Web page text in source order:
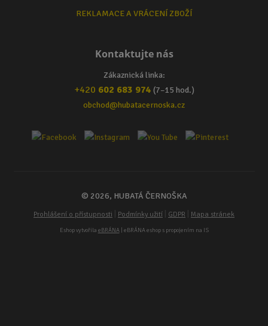
REKLAMACE A VRÁCENÍ ZBOŽÍ
Kontaktujte nás
Zákaznická linka:
+420 602 683 974 (7–15 hod.)
obchod@hubatacernoska.cz
© 2026, HUBATÁ ČERNOŠKA
Prohlášení o přístupnosti Podmínky užití GDPR Mapa stránek
Eshop vytvořila eBRÁNA| eBRÁNA eshop s propojením na IS